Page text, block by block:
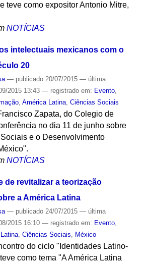
teve como expositor Antonio Mitre,
NOTÍCIAS
intelectuais mexicanos com o
20
— publicado20/07/2015 — última
2015 13:43 — registrado em: Evento,
, América Latina, Ciências Sociais
Zapata, do Colegio de
no dia 11 de junho sobre
e o Desenvolvimento
NOTÍCIAS
de revitalizar a teorização
a América Latina
— publicado24/07/2015 — última
2015 16:10 — registrado em: Evento,
, Ciências Sociais México
do ciclo "Identidades Latino-
como tema "A América Latina